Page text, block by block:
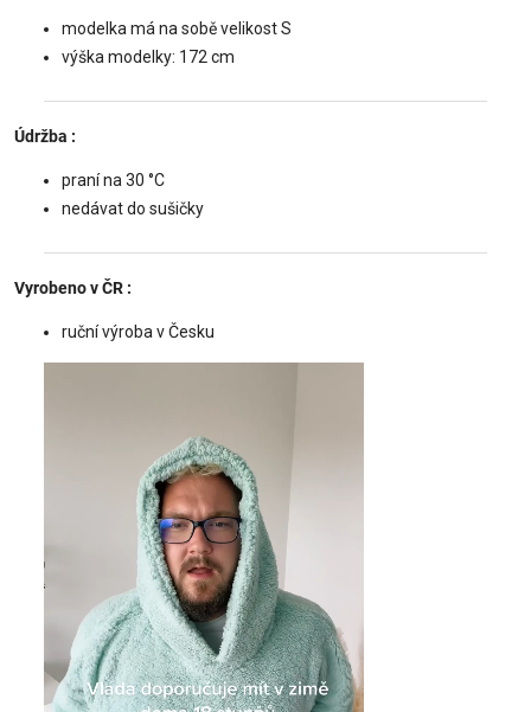
modelka má na sobě velikost S
výška modelky: 172 cm
Údržba :
praní na 30 °C
nedávat do sušičky
Vyrobeno v ČR :
ruční výroba v Česku